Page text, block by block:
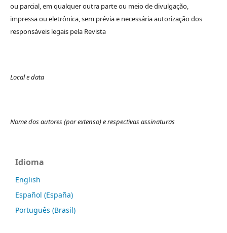
ou parcial, em qualquer outra parte ou meio de divulgação,
impressa ou eletrônica, sem prévia e necessária autorização dos
responsáveis legais pela Revista
Local e data
Nome dos autores (por extenso) e respectivas assinaturas
Idioma
English
Español (España)
Português (Brasil)